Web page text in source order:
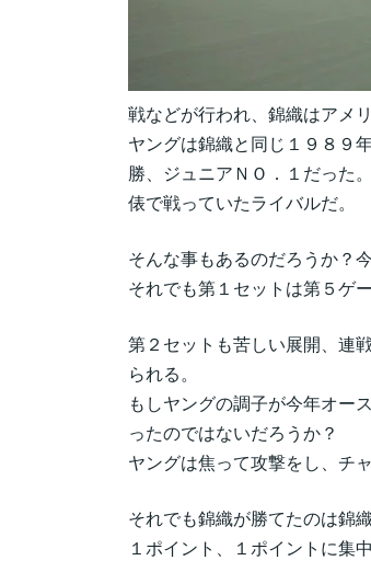
戦などが行われ、錦織はアメ
ヤングは錦織と同じ１９８９
勝、ジュニアＮＯ．１だった
俵で戦っていたライバルだ。
そんな事もあるのだろうか？
それでも第１セットは第５ゲ
第２セットも苦しい展開、連
られる。
もしヤングの調子が今年オー
ったのではないだろうか？
ヤングは焦って攻撃をし、チ
それでも錦織が勝てたのは錦
１ポイント、１ポイントに集